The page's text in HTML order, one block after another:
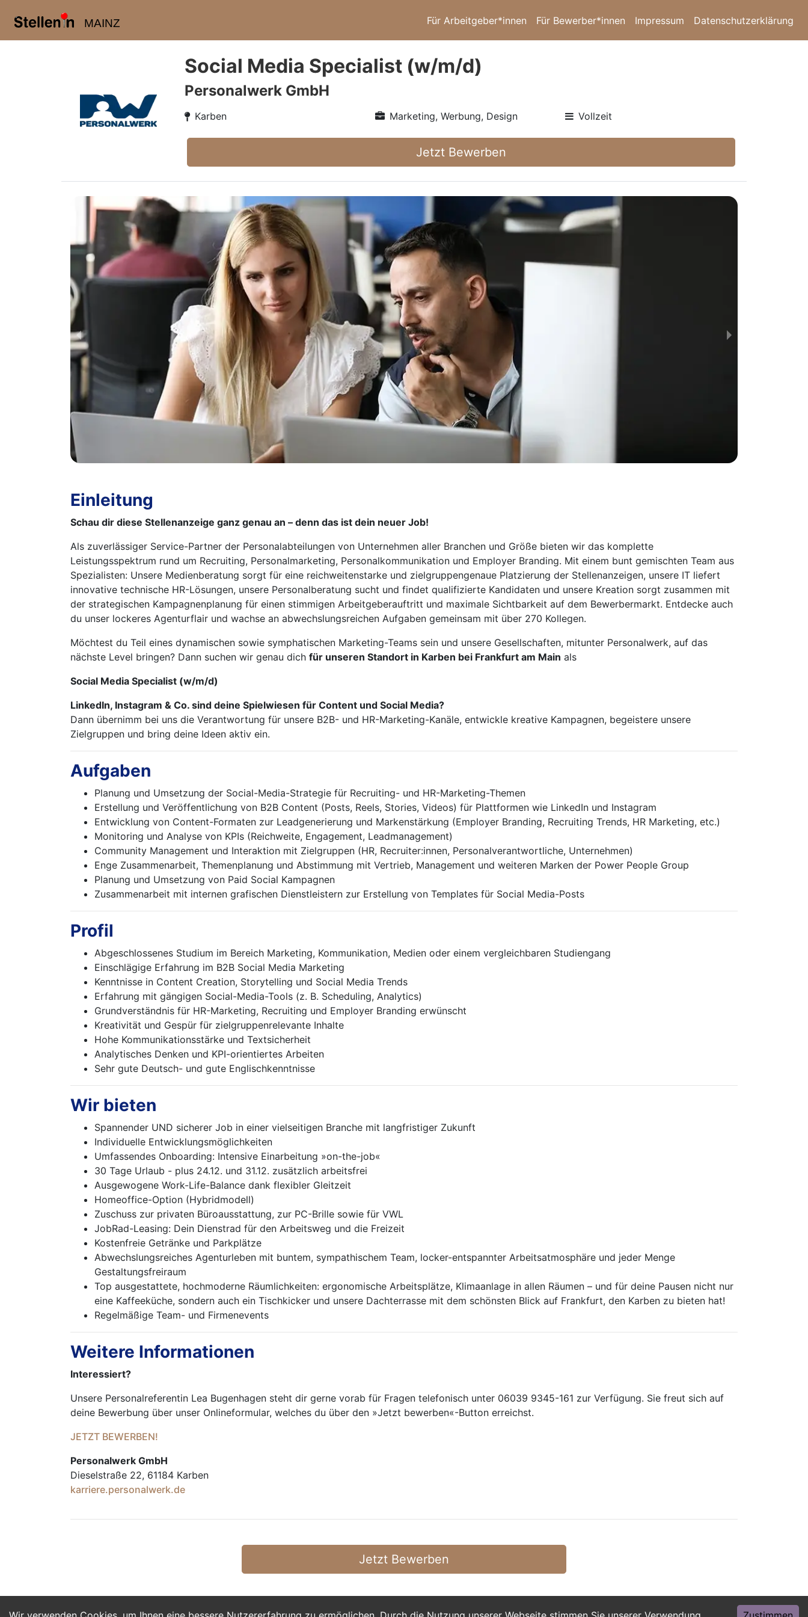
MAINZ Für Arbeitgeber*innen Für Bewerber*innen Impressum Datenschutzerklärung
Social Media Specialist (w/m/d)
Personalwerk GmbH
Karben Marketing, Werbung, Design Vollzeit
Jetzt Bewerben
Einleitung
Schau dir diese Stellenanzeige ganz genau an – denn das ist dein neuer Job!
Als zuverlässiger Service-Partner der Personalabteilungen von Unternehmen aller Branchen und Größe bieten wir das komplette
Leistungsspektrum rund um Recruiting, Personalmarketing, Personalkommunikation und Employer Branding. Mit einem bunt gemischten Team aus
Spezialisten: Unsere Medienberatung sorgt für eine reichweitenstarke und zielgruppengenaue Platzierung der Stellenanzeigen, unsere IT liefert
innovative technische HR-Lösungen, unsere Personalberatung sucht und findet qualifizierte Kandidaten und unsere Kreation sorgt zusammen mit
der strategischen Kampagnenplanung für einen stimmigen Arbeitgeberauftritt und maximale Sichtbarkeit auf dem Bewerbermarkt. Entdecke auch
du unser lockeres Agenturflair und wachse an abwechslungsreichen Aufgaben gemeinsam mit über 270 Kollegen.
Möchtest du Teil eines dynamischen sowie symphatischen Marketing-Teams sein und unsere Gesellschaften, mitunter Personalwerk, auf das
nächste Level bringen? Dann suchen wir genau dich für unseren Standort in Karben bei Frankfurt am Main als
Social Media Specialist (w/m/d)
LinkedIn, Instagram & Co. sind deine Spielwiesen für Content und Social Media?
Dann übernimm bei uns die Verantwortung für unsere B2B- und HR-Marketing-Kanäle, entwickle kreative Kampagnen, begeistere unsere
Zielgruppen und bring deine Ideen aktiv ein.
Aufgaben
Planung und Umsetzung der Social-Media-Strategie für Recruiting- und HR-Marketing-Themen
Erstellung und Veröffentlichung von B2B Content (Posts, Reels, Stories, Videos) für Plattformen wie LinkedIn und Instagram
Entwicklung von Content-Formaten zur Leadgenerierung und Markenstärkung (Employer Branding, Recruiting Trends, HR Marketing, etc.)
Monitoring und Analyse von KPIs (Reichweite, Engagement, Leadmanagement)
Community Management und Interaktion mit Zielgruppen (HR, Recruiter:innen, Personalverantwortliche, Unternehmen)
Enge Zusammenarbeit, Themenplanung und Abstimmung mit Vertrieb, Management und weiteren Marken der Power People Group
Planung und Umsetzung von Paid Social Kampagnen
Zusammenarbeit mit internen grafischen Dienstleistern zur Erstellung von Templates für Social Media-Posts
Profil
Abgeschlossenes Studium im Bereich Marketing, Kommunikation, Medien oder einem vergleichbaren Studiengang
Einschlägige Erfahrung im B2B Social Media Marketing
Kenntnisse in Content Creation, Storytelling und Social Media Trends
Erfahrung mit gängigen Social-Media-Tools (z. B. Scheduling, Analytics)
Grundverständnis für HR-Marketing, Recruiting und Employer Branding erwünscht
Kreativität und Gespür für zielgruppenrelevante Inhalte
Hohe Kommunikationsstärke und Textsicherheit
Analytisches Denken und KPI-orientiertes Arbeiten
Sehr gute Deutsch- und gute Englischkenntnisse
Wir bieten
Spannender UND sicherer Job in einer vielseitigen Branche mit langfristiger Zukunft
Individuelle Entwicklungsmöglichkeiten
Umfassendes Onboarding: Intensive Einarbeitung »on-the-job«
30 Tage Urlaub - plus 24.12. und 31.12. zusätzlich arbeitsfrei
Ausgewogene Work-Life-Balance dank flexibler Gleitzeit
Homeoffice-Option (Hybridmodell)
Zuschuss zur privaten Büroausstattung, zur PC-Brille sowie für VWL
JobRad-Leasing: Dein Dienstrad für den Arbeitsweg und die Freizeit
Kostenfreie Getränke und Parkplätze
Abwechslungsreiches Agenturleben mit buntem, sympathischem Team, locker-entspannter Arbeitsatmosphäre und jeder Menge
Gestaltungsfreiraum
Top ausgestattete, hochmoderne Räumlichkeiten: ergonomische Arbeitsplätze, Klimaanlage in allen Räumen – und für deine Pausen nicht nur
eine Kaffeeküche, sondern auch ein Tischkicker und unsere Dachterrasse mit dem schönsten Blick auf Frankfurt, den Karben zu bieten hat!
Regelmäßige Team- und Firmenevents
Weitere Informationen
Interessiert?
Unsere Personalreferentin Lea Bugenhagen steht dir gerne vorab für Fragen telefonisch unter 06039 9345-161 zur Verfügung. Sie freut sich auf
deine Bewerbung über unser Onlineformular, welches du über den »Jetzt bewerben«-Button erreichst.
JETZT BEWERBEN!
Personalwerk GmbH
Dieselstraße 22, 61184 Karben
karriere.personalwerk.de
Jetzt Bewerben